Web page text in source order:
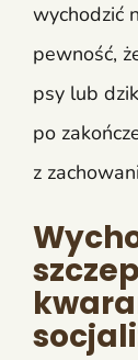
wychodzić
pewność,
psy lub
po
z